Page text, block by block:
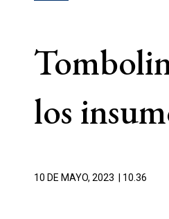
los
10 DE MAYO, 2023 | 10.36